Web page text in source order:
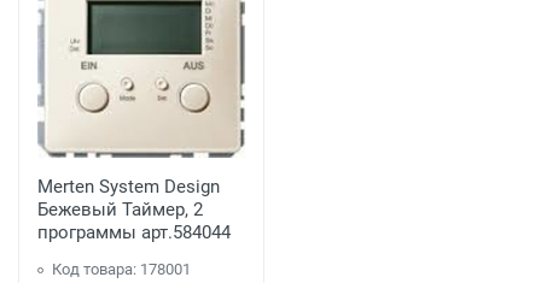
Merten System Design
Бежевый Таймер, 2
программы арт.584044
Код товара: 178001